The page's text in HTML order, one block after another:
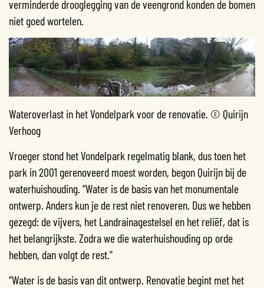
verminderde drooglegging van de veengrond konden de bomen
niet goed wortelen.
Wateroverlast in het Vondelpark voor de renovatie. © Quirijn
Verhoog
Vroeger stond het Vondelpark regelmatig blank, dus toen het
park in 2001 gerenoveerd moest worden, begon Quirijn bij de
waterhuishouding. “Water is de basis van het monumentale
ontwerp. Anders kun je de rest niet renoveren. Dus we hebben
gezegd: de vijvers, het Landrainagestelsel en het reliëf, dat is
het belangrijkste. Zodra we die waterhuishouding op orde
hebben, dan volgt de rest.”
“Water is de basis van dit ontwerp. Renovatie begint met het